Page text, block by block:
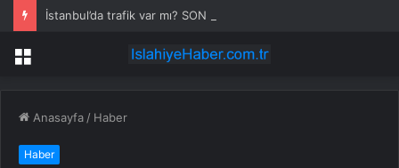
Menü
Anasayfa / Haber
Haber